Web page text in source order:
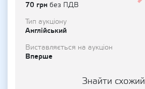
70 грн без ПДВ
Тип аукціону
Англійський
Виставляється на аукціон
Вперше
Знайти схожий